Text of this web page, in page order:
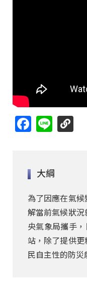
Facebook
Line
大綱
為了因應在氣
解當前氣候狀況
央氣象局攜手
站，除了提供更
民自主性的防災